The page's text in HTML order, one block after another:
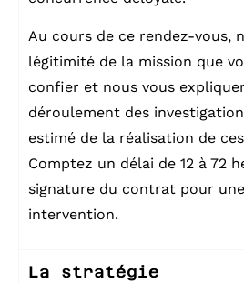
Au cours de ce rendez-vous,
légitimité de la mission que
confier et nous vous
déroulement des
estimé de la réalisation de
Comptez un délai de 12 à 72
signature du contrat pour
intervention.
La stratégie